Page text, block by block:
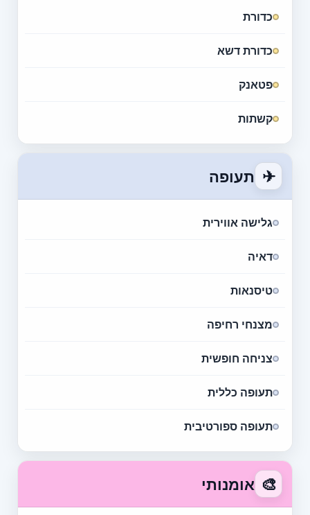
כדורת
כדורת דשא
פטאנק
קשתות
✈ תעופה
גלישה אווירית
דאיה
טיסנאות
מצנחי רחיפה
צניחה חופשית
תעופה כללית
תעופה ספורטיבית
🎨 אומנותי